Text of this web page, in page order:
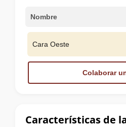
Características de
Nombre
Cara Oeste
Colaborar